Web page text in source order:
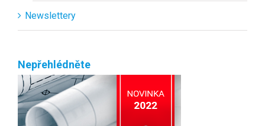
Newslettery
Nepřehlédněte